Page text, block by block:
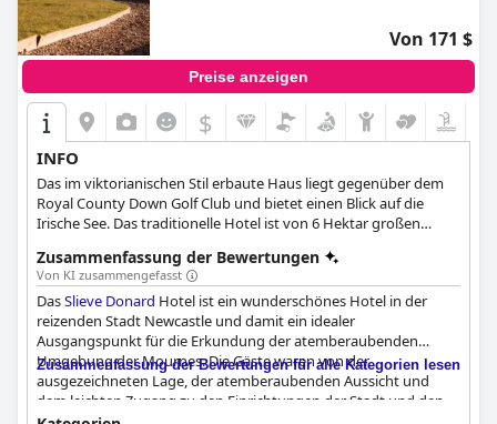
Von 171 $
Preise anzeigen
$
INFO
Das im viktorianischen Stil erbaute Haus liegt gegenüber dem
Royal County Down Golf Club und bietet einen Blick auf die
Irische See. Das traditionelle Hotel ist von 6 Hektar großen
Zusammenfassung der Bewertungen
Von KI zusammengefasst
DasSlieve Donard Hotel ist ein wunderschönes Hotel in der
reizenden Stadt Newcastle und damit ein idealer
Ausgangspunkt für die Erkundung der atemberaubenden
Umgebung der Mournes. Die Gäste waren von der
ausgezeichneten Lage, der atemberaubenden Aussicht und
dem leichten Zugang zu den Einrichtungen der Stadt und den
Zusammenfassung der Bewertungen für alle Kategorien lesen